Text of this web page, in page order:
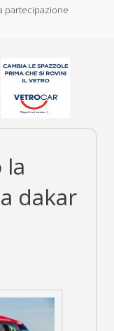
partecipazione
dakar